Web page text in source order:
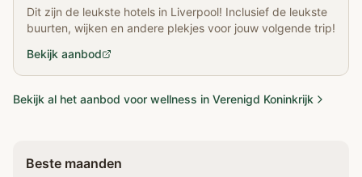
leukste hotels
Dit zijn de leukste hotels in Liverpool! Inclusief de leukste
buurten, wijken en andere plekjes voor jouw volgende trip!
Bekijk aanbod
Bekijk al het aanbod voor wellness in Verenigd Koninkrijk
Beste maanden